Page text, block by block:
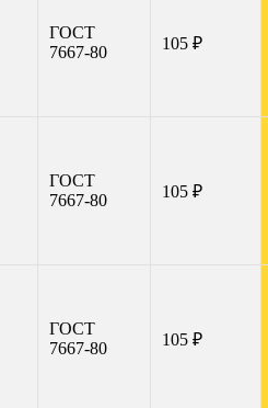
ГОСТ
7667-80
105 ₽
ГОСТ
7667-80
105 ₽
ГОСТ
7667-80
105 ₽